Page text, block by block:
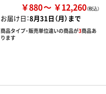
￥880 ￥12,260
お届け日：8月31日（月）まで
商品タイプ・販売単位違いの商品が3商品あ
ります